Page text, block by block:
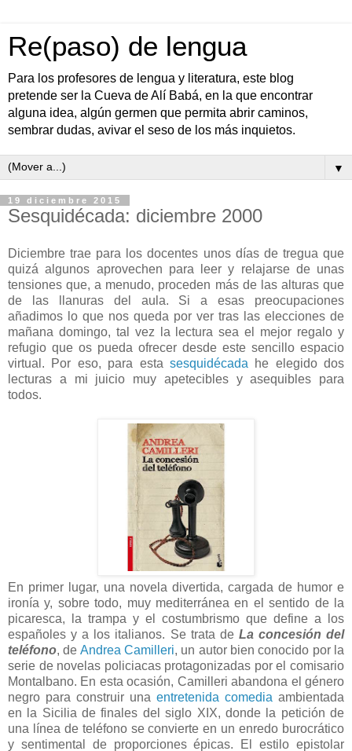
Re(paso) de lengua
Para los profesores de lengua y literatura, este blog
pretende ser la Cueva de Alí Babá, en la que encontrar
alguna idea, algún germen que permita abrir caminos,
sembrar dudas, avivar el seso de los más inquietos.
▼
19 diciembre 2015
Sesquidécada: diciembre 2000
Diciembre trae para los docentes unos días de tregua que
quizá algunos aprovechen para leer y relajarse de unas
tensiones que, a menudo, proceden más de las alturas que
de las llanuras del aula. Si a esas preocupaciones
añadimos lo que nos queda por ver tras las elecciones de
mañana domingo, tal vez la lectura sea el mejor regalo y
refugio que os pueda ofrecer desde este sencillo espacio
virtual. Por eso, para esta sesquidécada he elegido dos
lecturas a mi juicio muy apetecibles y asequibles para
todos.
En primer lugar, una novela divertida, cargada de humor e
ironía y, sobre todo, muy mediterránea en el sentido de la
picaresca, la trampa y el costumbrismo que define a los
españoles y a los italianos. Se trata de La concesión del
teléfono, de Andrea Camilleri, un autor bien conocido por la
serie de novelas policiacas protagonizadas por el comisario
Montalbano. En esta ocasión, Camilleri abandona el género
negro para construir una entretenida comedia ambientada
en la Sicilia de finales del siglo XIX, donde la petición de
una línea de teléfono se convierte en un enredo burocrático
y sentimental de proporciones épicas. El estilo epistolar